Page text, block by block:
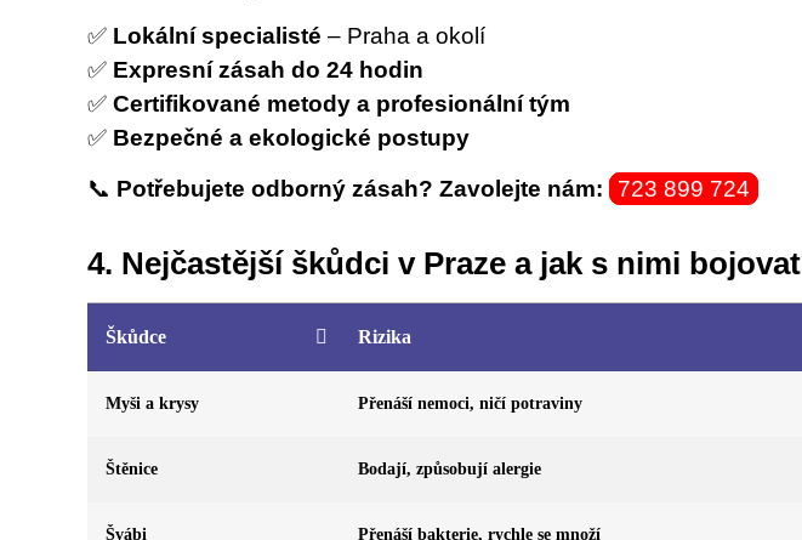
✅ Lokální specialisté – Praha a okolí
✅ Expresní zásah do 24 hodin
✅ Certifikované metody a profesionální tým
✅ Bezpečné a ekologické postupy
📞 Potřebujete odborný zásah? Zavolejte nám: 723 899 724
4. Nejčastější škůdci v Praze a jak s nimi bojovat
Škůdce Rizika
Myši a krysy Přenáší nemoci, ničí potraviny
Štěnice Bodají, způsobují alergie
Švábi Přenáší bakterie, rychle se množí